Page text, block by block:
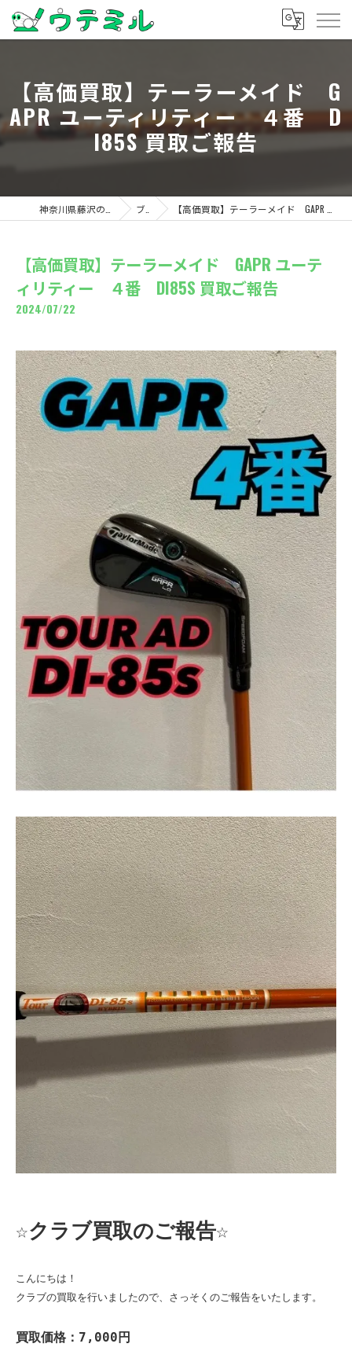
【高価買取】テーラーメイド G
APR ユーティリティー ４番 D
I85S 買取ご報告
ブログ 【高価買取】テーラーメイド GAPR ユーティリティー ４番 DI85S 買取ご報告
【高価買取】テーラーメイド GAPR ユーテ
ィリティー ４番 DI85S 買取ご報告
2024/07/22
☆クラブ買取のご報告☆
こんにちは！
クラブの買取を行いましたので、さっそくのご報告をいたします。
買取価格：7,000円